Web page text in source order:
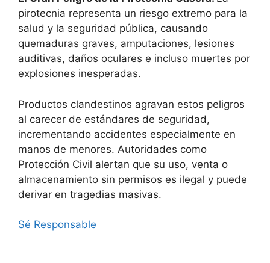
(Twitter)
pirotecnia representa un riesgo extremo para la
salud y la seguridad pública, causando
quemaduras graves, amputaciones, lesiones
auditivas, daños oculares e incluso muertes por
explosiones inesperadas.
Productos clandestinos agravan estos peligros
al carecer de estándares de seguridad,
incrementando accidentes especialmente en
manos de menores. Autoridades como
Protección Civil alertan que su uso, venta o
almacenamiento sin permisos es ilegal y puede
derivar en tragedias masivas.​
Sé Responsable